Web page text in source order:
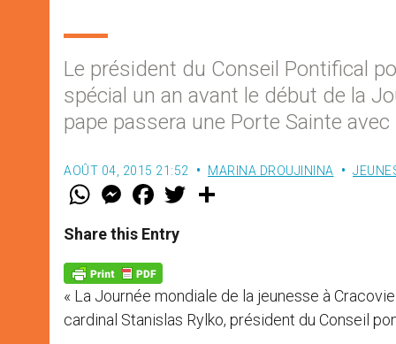
Le président du Conseil Pontifical
spécial un an avant le début de la
pape passera une Porte Sainte avec
AOÛT 04, 2015 21:52 MARINA DROUJININA
W
t
s
p
p
M
e
s
e
g
e
r
F
a
e
b
o
k
w
Share this Entry
« La Journée mondiale de la jeunesse à
cardinal Stanislas Rylko, président du Conseil